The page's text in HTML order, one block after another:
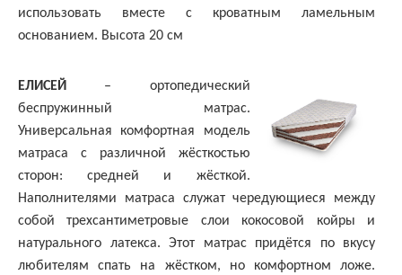
использовать вместе с кроватным ламельным
основанием. Высота 20 см
ЕЛИСЕЙ – ортопедический
беспружинный матрас.
Универсальная комфортная модель
матраса с различной жёсткостью
сторон: средней и жёсткой.
Наполнителями матраса служат чередующиеся между
собой трехсантиметровые слои кокосовой койры и
натурального латекса. Этот матрас придётся по вкусу
любителям спать на жёстком, но комфортном ложе.